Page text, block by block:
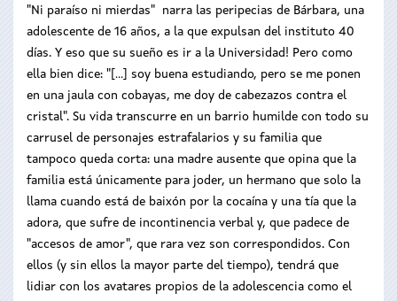
"Ni paraíso ni mierdas" narra las peripecias de Bárbara, una
adolescente de 16 años, a la que expulsan del instituto 40
días. Y eso que su sueño es ir a la Universidad! Pero como
ella bien dice: "[...] soy buena estudiando, pero se me ponen
en una jaula con cobayas, me doy de cabezazos contra el
cristal". Su vida transcurre en un barrio humilde con todo su
carrusel de personajes estrafalarios y su familia que
tampoco queda corta: una madre ausente que opina que la
familia está únicamente para joder, un hermano que solo la
llama cuando está de baixón por la cocaína y una tía que la
adora, que sufre de incontinencia verbal y, que padece de
"accesos de amor", que rara vez son correspondidos. Con
ellos (y sin ellos la mayor parte del tiempo), tendrá que
lidiar con los avatares propios de la adolescencia como el